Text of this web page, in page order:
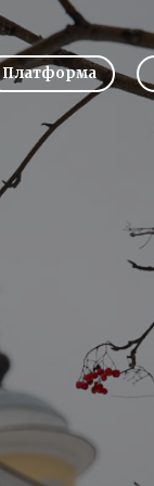
Платформа